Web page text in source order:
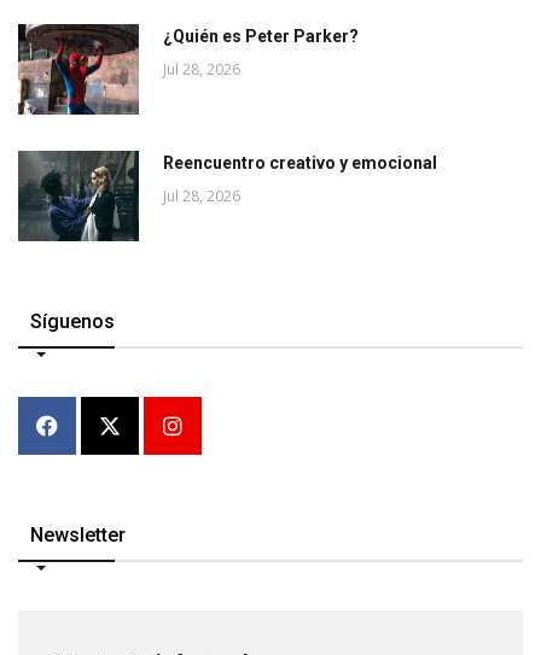
¿Quién es Peter Parker?
Jul 28, 2026
Reencuentro creativo y emocional
Jul 28, 2026
Síguenos
Newsletter